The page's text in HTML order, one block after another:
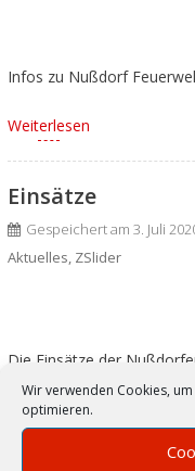
Wir verwenden Cookies,
optimieren.
Infos zu Nußdorf
Weiterlesen
Einsätze
Gespeichert am 3. Juli
Aktuelles, ZSlider
Die Einsätze der
Weiterlesen